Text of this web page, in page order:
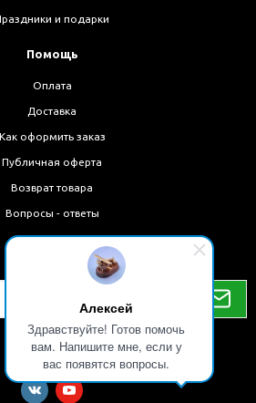
Алексей
Здравствуйте! Готов помочь
вам. Напишите мне, если у
вас появятся вопросы.
и подарки
Помощь
Оплата
Доставка
Как оформить заказ
Публичная оферта
Возврат товара
Вопросы - ответы